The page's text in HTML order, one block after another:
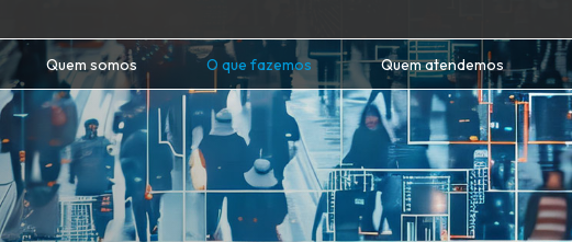
Quem somos O que fazemos Quem atendemos